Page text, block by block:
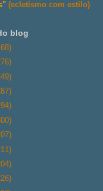
(ecletismo com estilo)
blog